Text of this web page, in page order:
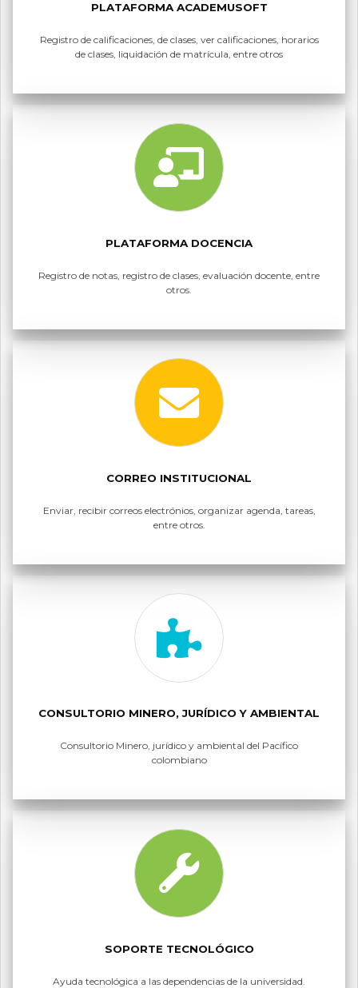
PLATAFORMA ACADEMUSOFT
Registro de calificaciones, de clases, ver calificaciones, horarios
de clases, liquidación de matrícula, entre otros
PLATAFORMA DOCENCIA
Registro de notas, registro de clases, evaluación docente, entre
otros.
CORREO INSTITUCIONAL
Enviar, recibir correos electrónios, organizar agenda, tareas,
entre otros.
CONSULTORIO MINERO, JURÍDICO Y AMBIENTAL
Consultorio Minero, jurídico y ambiental del Pacífico
colombiano
SOPORTE TECNOLÓGICO
Ayuda tecnológica a las dependencias de la universidad.